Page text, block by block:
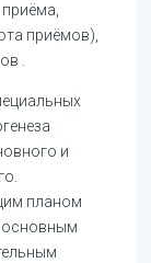
приёмов),
.
и
планом
основным